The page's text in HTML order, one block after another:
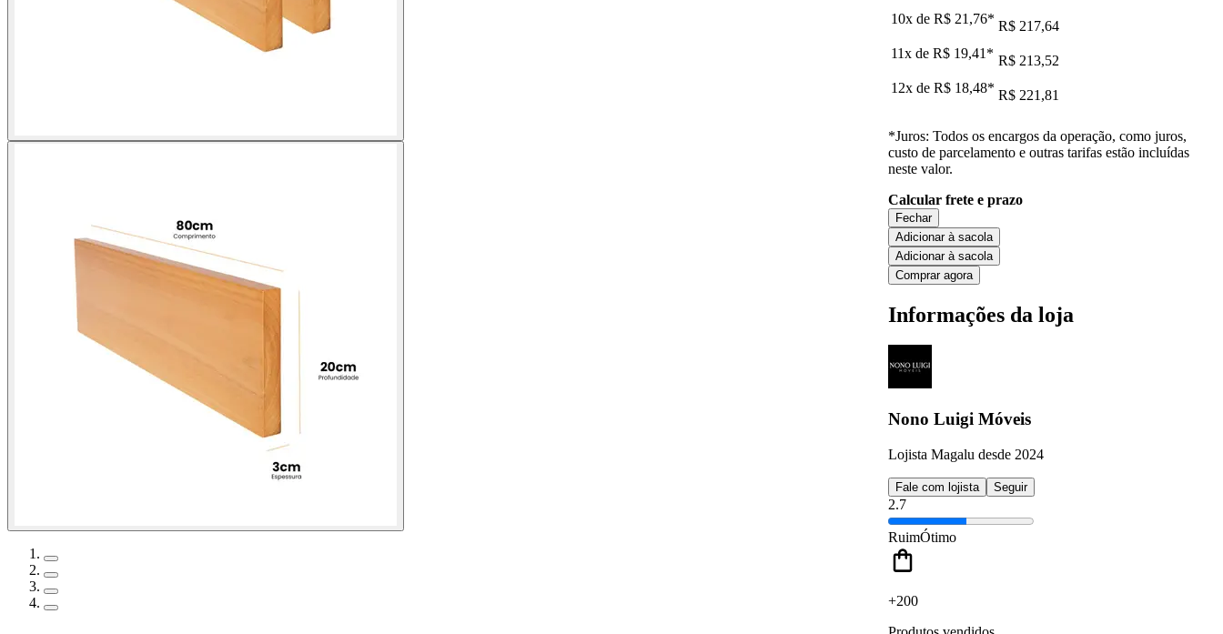
10x de R$ 21,76* R$ 217,64
11x de R$ 19,41 * R$ 213,52
12x de R$ 18,48* R$ 221,81
*Juros: Todos os encargos da operação, como juros,
custo de parcelamento e outras tarifas estão incluídas
neste valor.
Calcular frete e prazo
Fechar
Adicionar à sacola
Adicionar à sacola
Comprar agora
Informações da loja
Nono Luigi Móveis
Lojista Magalu desde 2024
Fale com lojista Seguir
2.7
RuimÓtimo
+200